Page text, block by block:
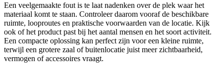
Een veelgemaakte fout is te laat nadenken over de plek waar het
materiaal komt te staan. Controleer daarom vooraf de beschikbare
ruimte, looproutes en praktische voorwaarden van de locatie. Kijk
ook of het product past bij het aantal mensen en het soort activiteit.
Een compacte oplossing kan perfect zijn voor een kleine ruimte,
terwijl een grotere zaal of buitenlocatie juist meer zichtbaarheid,
vermogen of accessoires vraagt.